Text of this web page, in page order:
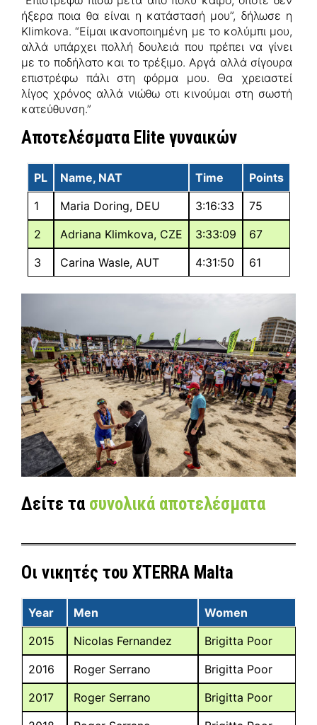
ήξερα ποια θα είναι η κατάστασή μου”, δήλωσε η
Klimkova. “Είμαι ικανοποιημένη με το κολύμπι μου,
αλλά υπάρχει πολλή δουλειά που πρέπει να γίνει
με το ποδήλατο και το τρέξιμο. Αργά αλλά σίγουρα
επιστρέφω πάλι στη φόρμα μου. Θα χρειαστεί
λίγος χρόνος αλλά νιώθω οτι κινούμαι στη σωστή
κατεύθυνση.”
Αποτελέσματα Elite γυναικών
PL Name, NAT Time
Points
1
Maria Doring, DEU 3:16:33
75
2
Adriana Klimkova, CZE 3:33:09
67
3
Carina Wasle, AUT 4:31:50 61
Δείτε τα συνολικά αποτελέσματα
Οι νικητές του XTERRA Malta
Year Men
Women
2015
Nicolas Fernandez
Brigitta Poor
2016
Roger Serrano
Brigitta Poor
2017
Roger Serrano
Brigitta Poor